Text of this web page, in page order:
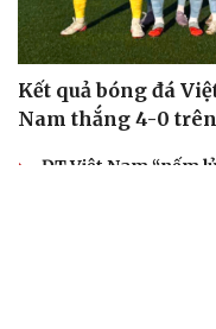
Kết quả bóng đá
Nam thắng 4-0
ĐT Việt Nam “nếm